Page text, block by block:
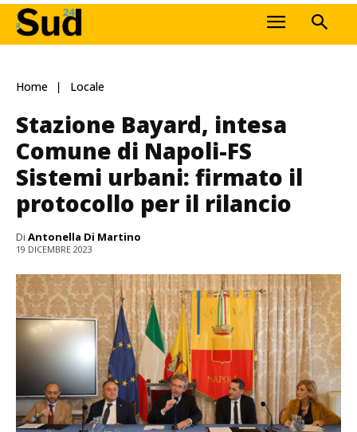
Home Locale
Stazione Bayard, intesa
Comune di Napoli-FS
Sistemi urbani: firmato il
protocollo per il rilancio
Di Antonella Di Martino
19 DICEMBRE 2023